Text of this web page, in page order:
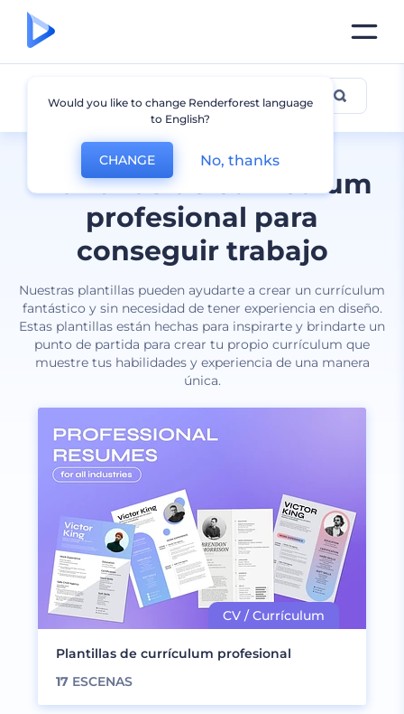
Plantillas de currículum
profesional para
conseguir trabajo
Nuestras plantillas pueden ayudarte a crear un currículum
fantástico y sin necesidad de tener experiencia en diseño.
Estas plantillas están hechas para inspirarte y brindarte un
punto de partida para crear tu propio currículum que
muestre tus habilidades y experiencia de una manera
única.
Currículum
Plantillas de currículum profesional
17 ESCENAS
Would you like to change Renderforest language
to English?
CHANGE No, thanks